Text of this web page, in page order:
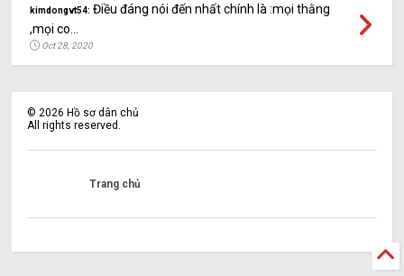
kimdongvt54: Điều đáng nói đến nhất chính là :mọi thằng
,mọi co...
Oct 28, 2020
©2026 Hồ sơ dân chủ
All rights reserved.
Trang chủ